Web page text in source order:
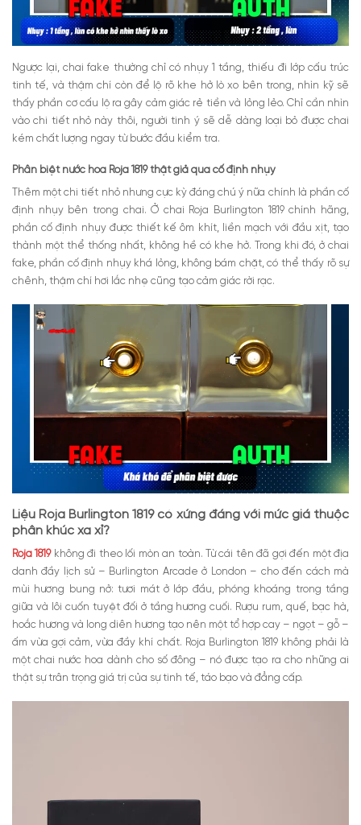
Ngược lại, chai fake thường chỉ có nhụy 1 tầng, thiếu đi lớp cấu trúc
tinh tế, và thậm chí còn để lộ rõ khe hở lò xo bên trong, nhìn kỹ sẽ
thấy phần cơ cấu lộ ra gây cảm giác rẻ tiền và lỏng lẻo.Chỉ cần nhìn
vào chi tiết nhỏ này thôi, người tinh ý sẽ dễ dàng loại bỏ được chai
kém chất lượng ngay từ bước đầu kiểm tra.
Phân biệt nước hoa Roja 1819 thật giả qua cố định nhụy
Thêm một chi tiết nhỏ nhưng cực kỳ đáng chú ý nữa chính là phần cố
định nhụy bên trong chai. Ở chai Roja Burlington 1819 chính hãng,
phần cố định nhụy được thiết kế ôm khít, liền mạch với đầu xịt, tạo
thành một thể thống nhất, không hề có khe hở. Trong khi đó, ở chai
fake, phần cố định nhụy khá lỏng, không bám chặt, có thể thấy rõ sự
chênh, thậm chí hơi lắc nhẹ cũng tạo cảm giác rời rạc.
Liệu Roja Burlington 1819 có xứng đáng với mức giá thuộc
phân khúc xa xỉ?
Roja 1819không đi theo lối mòn an toàn. Từ cái tên đã gợi đến một địa
danh đầy lịch sử – Burlington Arcade ở London – cho đến cách mà
mùi hương bung nở: tươi mát ở lớp đầu, phóng khoáng trong tầng
giữa và lôi cuốn tuyệt đối ở tầng hương cuối. Rượu rum, quế, bạc hà,
hoắc hương và long diên hương tạo nên một tổ hợp cay – ngọt – gỗ –
ấm vừa gợi cảm, vừa đầy khí chất. Roja Burlington 1819 không phải là
một chai nước hoa dành cho số đông – nó được tạo ra cho những ai
thật sự trân trọng giá trị của sự tinh tế, táo bạo và đẳng cấp.